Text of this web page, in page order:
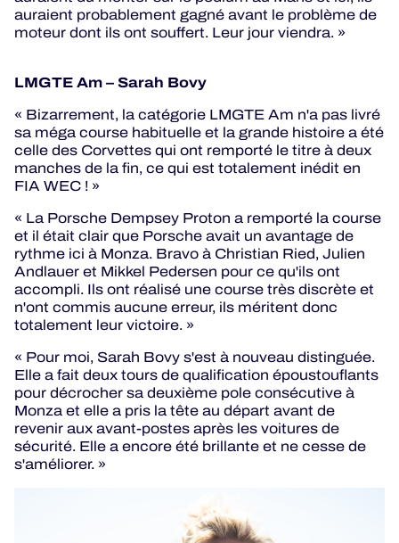
auraient probablement gagné avant le problème de
moteur dont ils ont souffert. Leur jour viendra. »
LMGTE Am – Sarah Bovy
« Bizarrement, la catégorie LMGTE Am n'a pas livré
sa méga course habituelle et la grande histoire a été
celle des Corvettes qui ont remporté le titre à deux
manches de la fin, ce qui est totalement inédit en
FIA WEC ! »
« La Porsche Dempsey Proton a remporté la course
et il était clair que Porsche avait un avantage de
rythme ici à Monza. Bravo à Christian Ried, Julien
Andlauer et Mikkel Pedersen pour ce qu'ils ont
accompli. Ils ont réalisé une course très discrète et
n'ont commis aucune erreur, ils méritent donc
totalement leur victoire. »
« Pour moi, Sarah Bovy s'est à nouveau distinguée.
Elle a fait deux tours de qualification époustouflants
pour décrocher sa deuxième pole consécutive à
Monza et elle a pris la tête au départ avant de
revenir aux avant-postes après les voitures de
sécurité. Elle a encore été brillante et ne cesse de
s'améliorer. »